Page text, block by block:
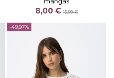
8,00 € 15,99 €
-49,97%